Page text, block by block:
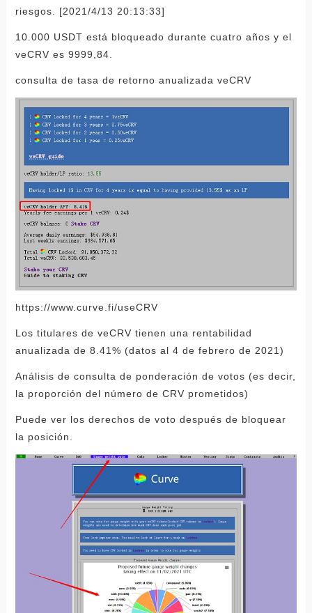
riesgos. [2021/4/13 20:13:33]
10.000 USDT está bloqueado durante cuatro años y el
veCRV es 9999,84.
consulta de tasa de retorno anualizada veCRV
https://www.curve.fi/useCRV
Los titulares de veCRV tienen una rentabilidad
anualizada de 8.41% (datos al 4 de febrero de 2021)
Análisis de consulta de ponderación de votos (es decir,
la proporción del número de CRV prometidos)
Puede ver los derechos de voto después de bloquear
la posición.